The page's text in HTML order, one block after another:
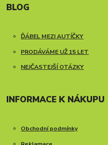
BLOG
ĎÁBEL MEZI AUTÍČKY
PRODÁVÁME UŽ 15 LET
NEJČASTEJŠÍ OTÁZKY
INFORMACE K NÁKUPU
Obchodní podmínky